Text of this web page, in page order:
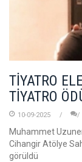
TİYATRO
TİYATRO
10-09-2025
Muhammet
Cihangir Atölye
görüldü